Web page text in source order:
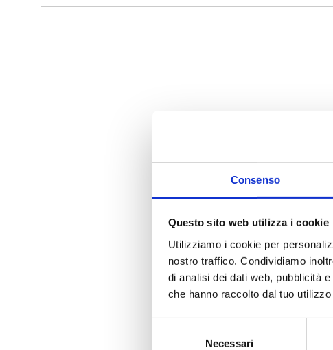
Consenso
Questo sito web utilizza i cookie
Utilizziamo i cookie per
nostro traffico. Condividiamo
di analisi dei dati web, pubblicità
che hanno raccolto dal tuo
Necessari
il